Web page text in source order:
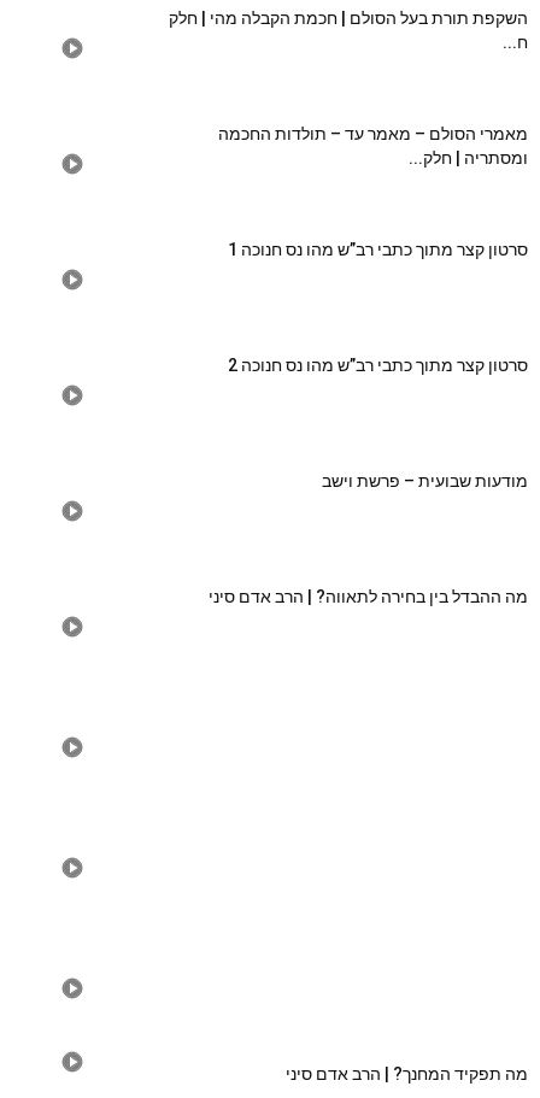
השקפת תורת בעל הסולם | חכמת הקבלה מהי | חלק
ח...
מאמרי הסולם – מאמר עד – תולדות החכמה
ומסתריה | חלק...
סרטון קצר מתוך כתבי רב”ש מהו נס חנוכה 1
סרטון קצר מתוך כתבי רב”ש מהו נס חנוכה 2
מודעות שבועית – פרשת וישב
מה ההבדל בין בחירה לתאווה? | הרב אדם סיני
מה תפקיד המחנך? | הרב אדם סיני